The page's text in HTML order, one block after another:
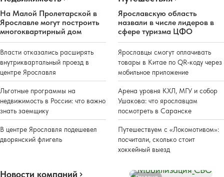
На Малой Пролетарской в
Ярославле могут построить
многоквартирный дом
Власти отказались расширять
внутриквартальный проезд в
центре Ярославля
Льготные программы на
недвижимость в России: что важно
знать заемщику
В центре Ярославля подешевел
дворянский флигель
Ярославскую область
назвали в числе лидеров в
сфере туризма ЦФО
Ярославцы смогут оплачивать
товары в Китае по QR-коду через
мобильное приложение
Арена уровня КХЛ, МГУ и собор
Ушакова: что ярославцам
посмотреть в Саранске
Путешествуем с «Локомотивом»:
посчитали, сколько стоит
хоккейный выезд
Новости компаний